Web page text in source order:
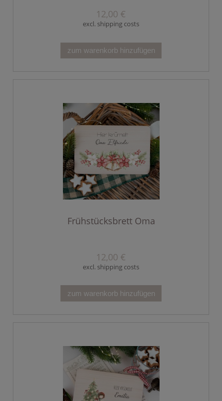
12,00 €
excl. shipping costs
zum warenkorb hinzufügen
Frühstücksbrett Oma
12,00 €
excl. shipping costs
zum warenkorb hinzufügen